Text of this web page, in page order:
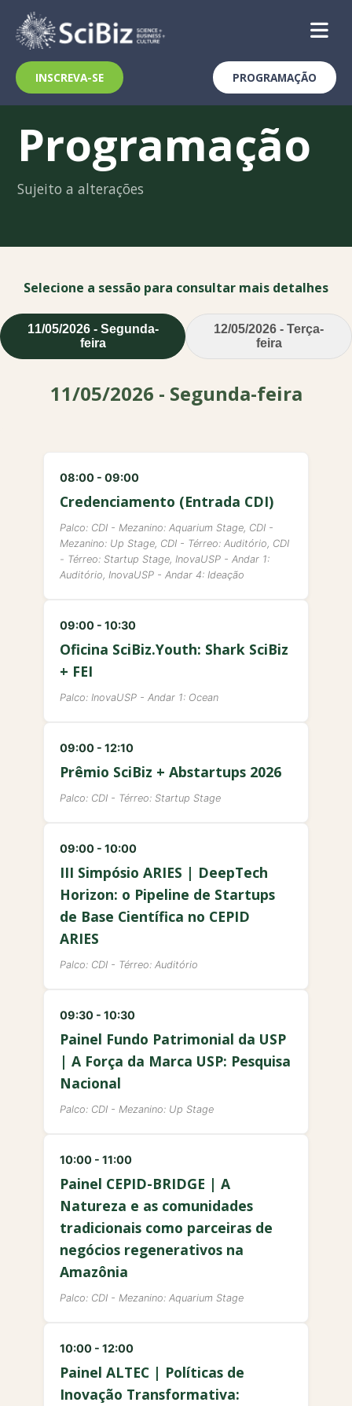
Skip
to
INSCREVA-SE PROGRAMAÇÃO
Programação
Sujeito a alterações
Selecione a sessão para consultar mais detalhes
11/05/2026 - Segunda-
feira
12/05/2026 - Terça-
feira
11/05/2026 - Segunda-feira
08:00 - 09:00
Credenciamento (Entrada CDI)
Palco: CDI - Mezanino: Aquarium Stage, CDI -
Mezanino: Up Stage, CDI - Térreo: Auditório, CDI
- Térreo: Startup Stage, InovaUSP - Andar 1:
Auditório, InovaUSP - Andar 4: Ideação
09:00 - 10:30
Oficina SciBiz.Youth: Shark SciBiz
+ FEI
Palco: InovaUSP - Andar 1: Ocean
09:00 - 12:10
Prêmio SciBiz + Abstartups 2026
Palco: CDI - Térreo: Startup Stage
09:00 - 10:00
III Simpósio ARIES | DeepTech
Horizon: o Pipeline de Startups
de Base Científica no CEPID
ARIES
Palco: CDI - Térreo: Auditório
09:30 - 10:30
Painel Fundo Patrimonial da USP
| A Força da Marca USP: Pesquisa
Nacional
Palco: CDI - Mezanino: Up Stage
10:00 - 11:00
Painel CEPID-BRIDGE | A
Natureza e as comunidades
tradicionais como parceiras de
negócios regenerativos na
Amazônia
Palco: CDI - Mezanino: Aquarium Stage
10:00 - 12:00
Painel ALTEC | Políticas de
Inovação Transformativa: